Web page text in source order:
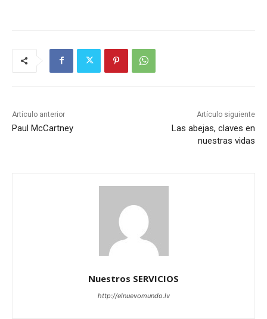
Artículo anterior
Paul McCartney
Artículo siguiente
Las abejas, claves en
nuestras vidas
Nuestros SERVICIOS
http://elnuevomundo.lv